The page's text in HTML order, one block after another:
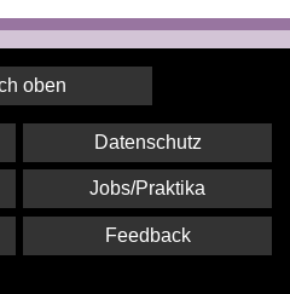
oben
Datenschutz
Jobs/Praktika
Feedback